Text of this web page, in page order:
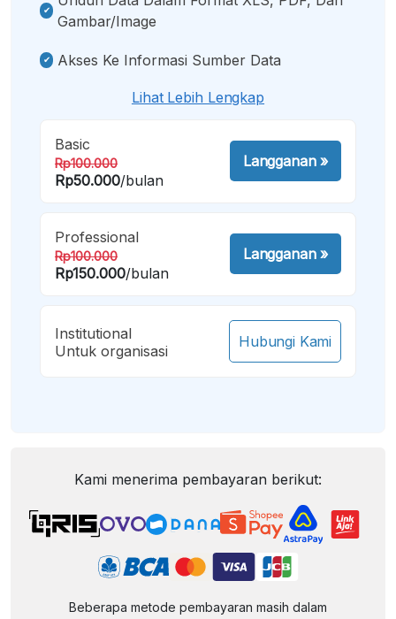
Gambar/image
Akses Ke Informasi Sumber Data
Lihat Lebih Lengkap
Basic
Rp100.000
Rp50.000/bulan
Langganan»
Professional
Rp100.000
Rp150.000/bulan
Langganan»
Institutional
Untuk organisasi
Hubungi Kami
Kami menerima pembayaran berikut:
Beberapa metode pembayaran masih dalam